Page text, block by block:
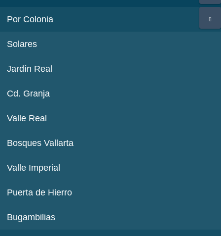
Por Colonia
Solares
Jardín Real
Cd. Granja
Valle Real
Bosques Vallarta
Valle Imperial
Puerta de Hierro
Bugambilias